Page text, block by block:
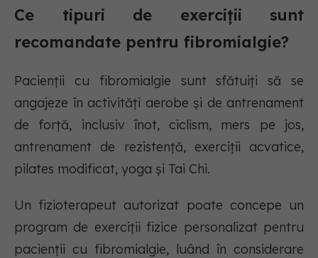
Ce tipuri de exerciții sunt
recomandate pentru fibromialgie?
Pacienții cu fibromialgie sunt sfătuiți să se
angajeze în activități aerobe și de antrenament
de forță, inclusiv înot, ciclism, mers pe jos,
antrenament de rezistență, exerciții acvatice,
pilates modificat, yoga și Tai Chi.
Un fizioterapeut autorizat poate concepe un
program de exerciții fizice personalizat pentru
pacienții cu fibromialgie, luând în considerare